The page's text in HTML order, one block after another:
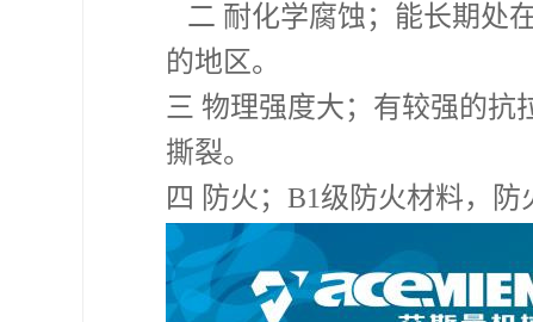
二 耐化学腐蚀；能长期处
的地区。
三 物理强度大；有较强的抗
撕裂。
四 防火； B1级防火材料，防